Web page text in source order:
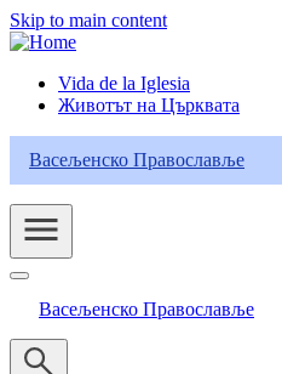
Skip to main content
Header
Category
Menu
Vida de la Iglesia
Животът на Църквата
Васељенско Православље
Васељенско Православље